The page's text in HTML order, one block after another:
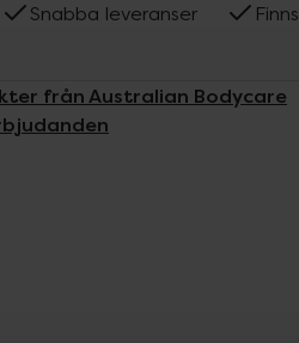
Snabba leveranser
från Australian Bodycare